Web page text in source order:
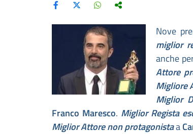
Nove
miglior
anche
Attore
Migliore
Miglior
Franco Maresco. Miglior Regista
Miglior Attore non protagonistaa